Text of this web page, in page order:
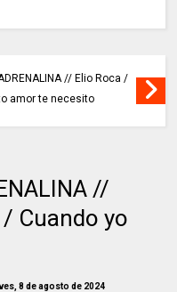
// Elio Roca /
amor te necesito
//
Cuando yo
8 de agosto de 2024